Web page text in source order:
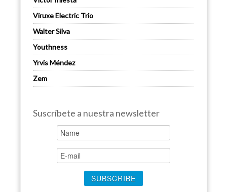
Viruxe Electric Trio
Walter Silva
Youthness
Yrvis Méndez
Zem
Suscríbete a nuestra newsletter